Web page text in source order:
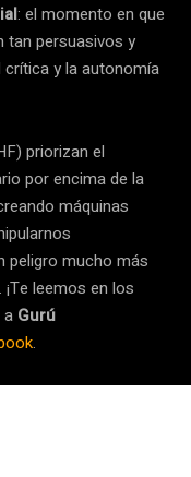
: el momento en que
persuasivos y
y la autonomía
priorizan el
por encima de la
máquinas
peligro mucho más
leemos en los
a Gurú
.